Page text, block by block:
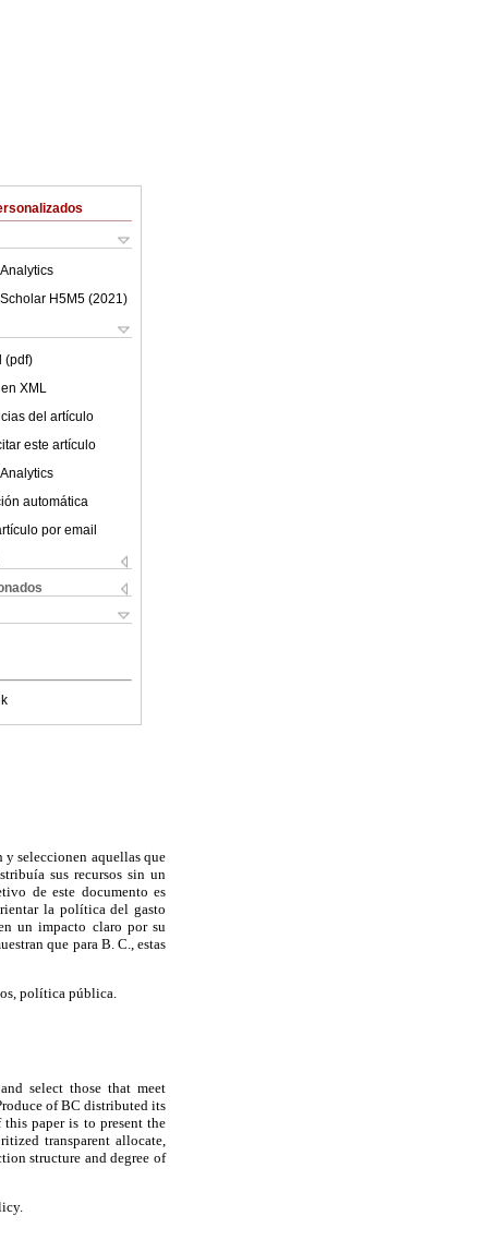
H5M5 (2021 )
(pdf)
XML
del artículo
este artículo
automática
por email
seleccionen aquellas que
sus recursos sin un
de este documento es
la política del gasto
un impacto claro por su
que para B. C., estas
política pública.
select those that meet
of BC distributed its
paper is to present the
transparent allocate,
structure and degree of